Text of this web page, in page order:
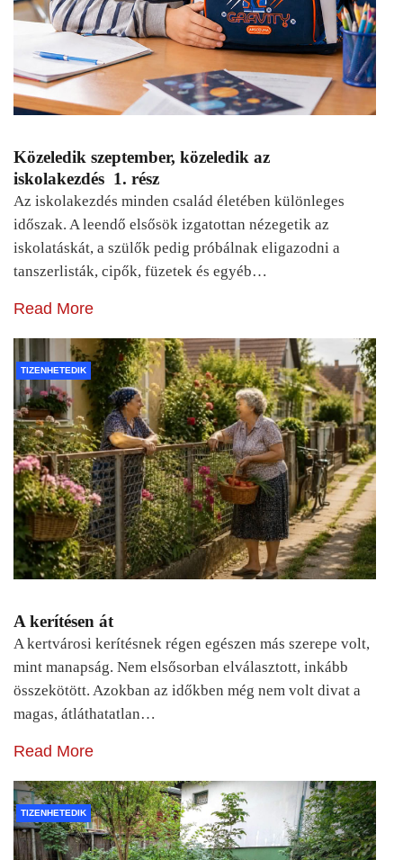
Közeledik szeptember, közeledik az
iskolakezdés 1. rész
Az iskolakezdés minden család életében különleges
időszak. A leendő elsősök izgatottan nézegetik az
iskolatáskát, a szülők pedig próbálnak eligazodni a
tanszerlisták, cipők, füzetek és egyéb…
Read More
TIZENHETEDIK
A kerítésen át
A kertvárosi kerítésnek régen egészen más szerepe volt,
mint manapság. Nem elsősorban elválasztott, inkább
összekötött. Azokban az időkben még nem volt divat a
magas, átláthatatlan…
Read More
TIZENHETEDIK